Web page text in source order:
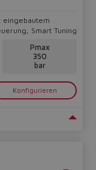
Smart Tuning
Pmax
350
bar
Konfigurieren